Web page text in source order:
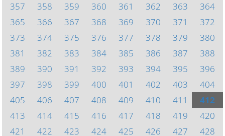
357
358 359 360 361 362 363
364
365
366 367 368 369 370 371
372
373
374 375 376 377 378 379
380
381
382 383 384 385 386 387
388
389
390 391 392 393 394 395
396
397
398 399 400 401 402 403
404
405
406 407 408 409 410 411
412
413
414 415 416 417 418 419
420
421
422 423 424 425 426 427 428